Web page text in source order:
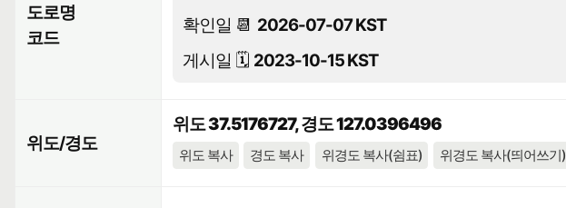
도로명
코드
확인일 📆 2026-07-07 KST
게시일 🗓️ 2023-10-15 KST
위도/경도
위도 37.5176727, 경도 127.0396496
위도 복사 경도 복사 위경도 복사(쉼표) 위경도 복사(띄어쓰기)